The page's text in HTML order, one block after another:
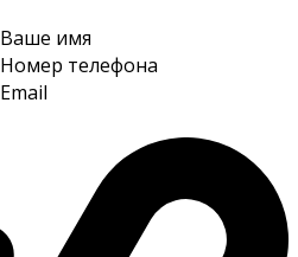
Ваше имя
Номер телефона
Email